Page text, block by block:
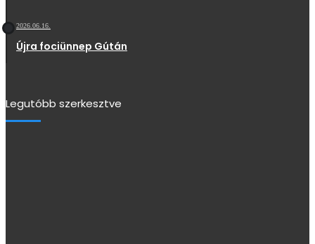
2026.06.16.
Újra fociünnep Gútán
Legutóbb szerkesztve